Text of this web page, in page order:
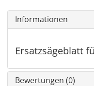
Informationen
Ersatzsägeblatt
Bewertungen (0)